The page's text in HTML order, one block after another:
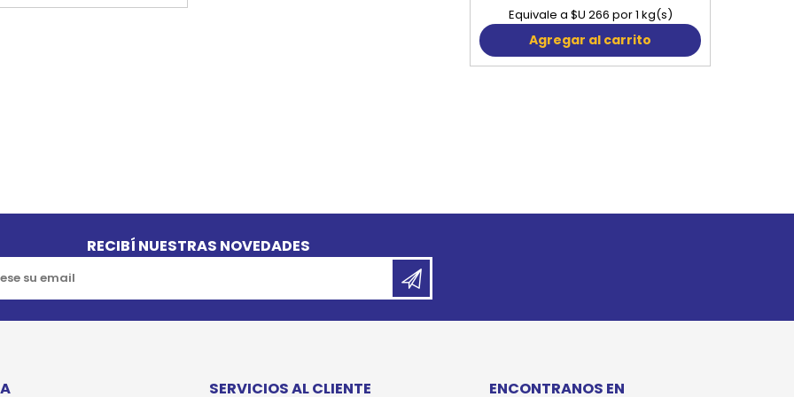
Equivale a $U 266 por 1 kg(s)
Agregar al carrito
RECIBÍ NUESTRAS NOVEDADES
SERVICIOS AL CLIENTE ENCONTRANOS EN